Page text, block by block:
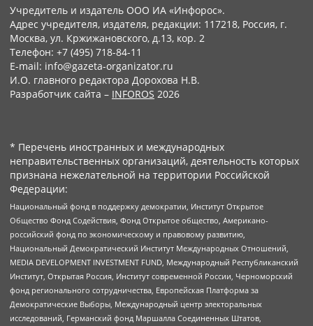
Учредитель и издатель ООО ИА «Инфорос».
Адрес учредителя, издателя, редакции: 117218, Россия, г.
Москва, ул. Кржижановского, д.13, кор. 2
Телефон: +7 (495) 718-84-11
E-mail: info@gazeta-organizator.ru
И.О. главного редактора Дорохова Н.В.
Разработчик сайта – INFOROS 2026
* Перечень иностранных и международных
неправительственных организаций, деятельность которых
признана нежелательной на территории Российской
Федерации:
Национальный фонд в поддержку демократии, Институт Открытое
Общество Фонд Содействия, Фонд Открытое общество, Американо-
российский фонд по экономическому и правовому развитию,
Национальный Демократический Институт Международных Отношений,
MEDIA DEVELOPMENT INVESTMENT FUND, Международный Республиканский
Институт, Открытая Россия, Институт современной России, Черноморский
фонд регионального сотрудничества, Европейская Платформа за
Демократические Выборы, Международный центр электоральных
исследований, Германский фонд Маршалла Соединенных Штатов,